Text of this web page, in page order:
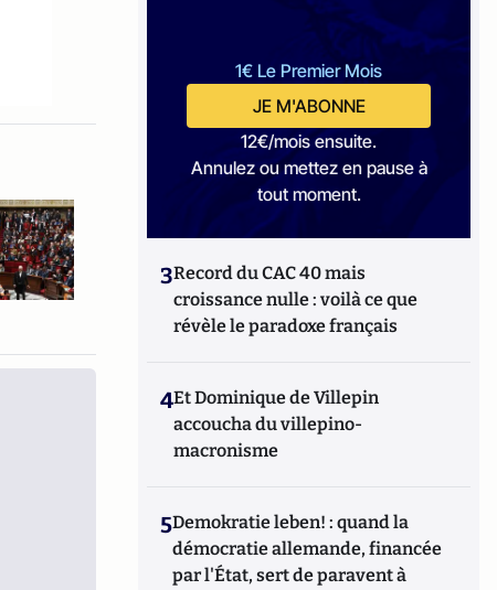
1€ Le Premier Mois
JE M'ABONNE
12€/mois ensuite.
Annulez ou mettez en pause à
tout moment.
3Record du CAC 40 mais
croissance nulle : voilà ce que
révèle le paradoxe français
4Et Dominique de Villepin
accoucha du villepino-
macronisme
5Demokratie leben! : quand la
démocratie allemande, financée
par l'État, sert de paravent à